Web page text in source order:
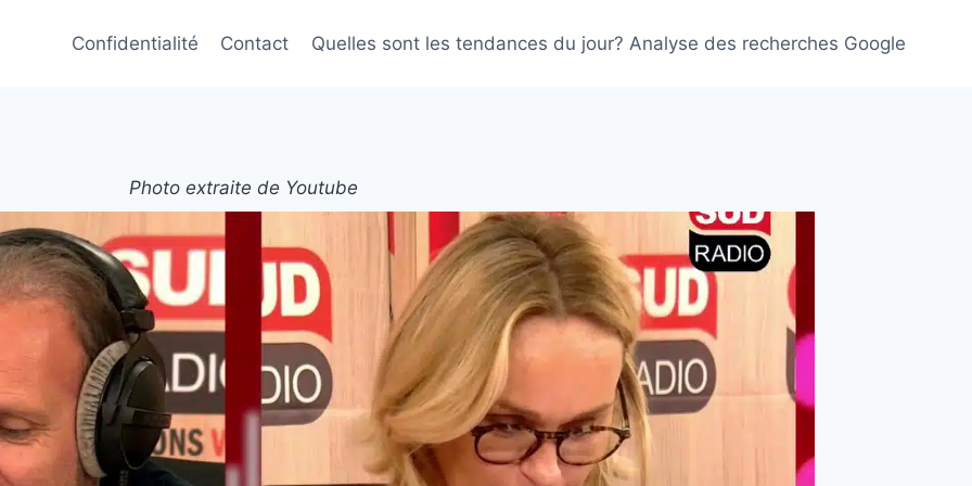
Confidentialité Contact Quelles sont les tendances du jour? Analyse des recherches Google
Photo extraite de Youtube